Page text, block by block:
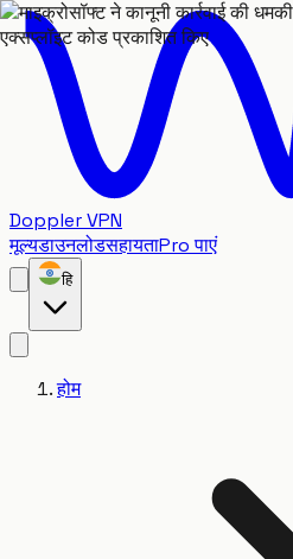
Doppler VPN
मूल्यडाउनलोडसहायताPro पाएं
हि
होम